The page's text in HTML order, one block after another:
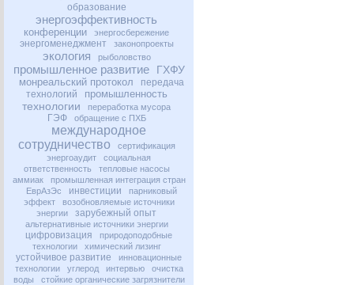
образование
энергоэффективность
конференции энергосбережение
энергоменеджмент законопроекты
экология рыболовство
промышленное развитие ГХФУ
монреальский протокол
передача
технологий
промышленность
технологии переработка мусора
ГЭФ обращение с ПХБ
международное
сотрудничество
сертификация
энергоаудит
социальная
ответственность
тепловые насосы
аммиак
промышленная интеграция стран
ЕврАзЭс
инвестиции
парниковый
эффект
возобновляемые источники
энергии
зарубежный опыт
альтернативные источники энергии
цифровизация
природоподобные
технологии
химический лизинг
устойчивое развитие
инновационные
технологии
углерод интервью
очистка
воды
стойкие органические загрязнители